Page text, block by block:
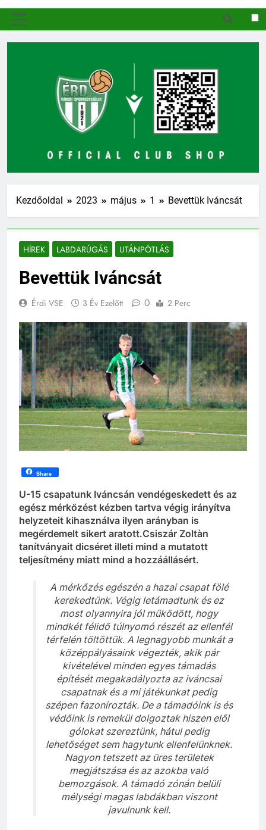
Kezdőoldal 2023 május 1 Bevettük Iváncsát
HÍREK LABDARÚGÁS UTÁNPÓTLÁS
Bevettük Iváncsát
Érdi VSE 3 Év Ezelőtt 0 2 Perc
Share
U-15 csapatunk Iváncsán vendégeskedett és az
egész mérkőzést kézben tartva végig irányítva
helyzeteit kihasználva ilyen arányban is
megérdemelt sikert aratott.Csiszár Zoltàn
tanítványait dicséret illeti mind a mutatott
teljesítmény miatt mind a hozzáállásért.
A mérkőzés egészén a hazai csapat fölé
kerekedtünk. Végig letámadtunk és ez
most olyannyira jól működött, hogy
mindkét félidő túlnyomó részét az ellenfél
térfelén töltöttük. A legnagyobb munkát a
középpályásaink végezték, akik pár
kivételével minden egyes támadás
építését megakadályozta az iváncsai
csapatnak és a mi játékunkat pedig
szépen fazonírozták. De a támadóink is és
védőink is remekül dolgoztak hiszen elől
gólokat szereztünk, hátul pedig
lehetőséget sem hagytunk ellenfelünknek.
Nagyon tetszett az üres területek
megjátszása és az azokba való
bemozgások. A támadó zónán belüli
mélységi magas labdákban viszont
javulnunk kell.